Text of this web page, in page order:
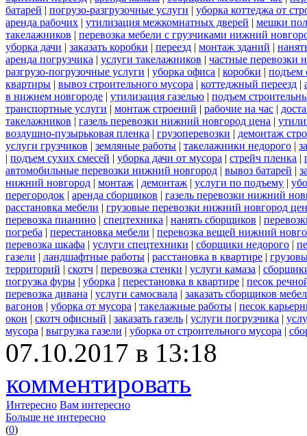
батарей | погрузо-разгрузочные услуги | уборка коттеджа от
аренда рабочих | утилизация межкомнатных дверей | мешки
такелажников | перевозка мебели с грузчиками нижний
уборка дачи | заказать коробки | переезд | монтаж зданий |
аренда погрузчика | услуги такелажников | частные перевозки
разгрузо-погрузочные услуги | уборка офиса | коробки | подъем
квартиры | вывоз строительного мусора | коттеджный переезд |
в нижнем новгороде | утилизация газелью | подъем
транспортные услуги | монтаж строений | рабочие на час |
такелажников | газель перевозки нижний новгород цена |
воздушно-пузырьковая пленка | грузоперевозки | демонтаж
услуги грузчиков | земляные работы | такелажники недорого |
| подъем сухих смесей | уборка дачи от мусора | стрейч пленка |
автомобильные перевозки нижний новгород | вывоз батарей |
нижний новгород | монтаж | демонтаж | услуги по подъему |
перегородок | аренда сборщиков | газель перевозки нижний
расстановка мебели | грузовые перевозки нижний новгород
перевозка пианино | спецтехника | нанять сборщиков |
погреба | перестановка мебели | перевозка вещей нижний
перевозка шкафа | услуги спецтехники | сборщики недорого |
газели | ландшафтные работы | расстановка в квартире |
территорий | скотч | перевозка стенки | услуги камаза |
погрузка фуры | уборка | перестановка в квартире | песок
перевозка дивана | услуги самосвала | заказать сборщиков
вагонов | уборка от мусора | такелажные работы | песок
окон | скотч офисный | заказать газель | услуги погрузчика |
мусора | выгрузка газели | уборка от строительного мусора |
07.10.2017 в 13:18
комментировать
Интересно Вам интересно
Больше не интересно
(0)